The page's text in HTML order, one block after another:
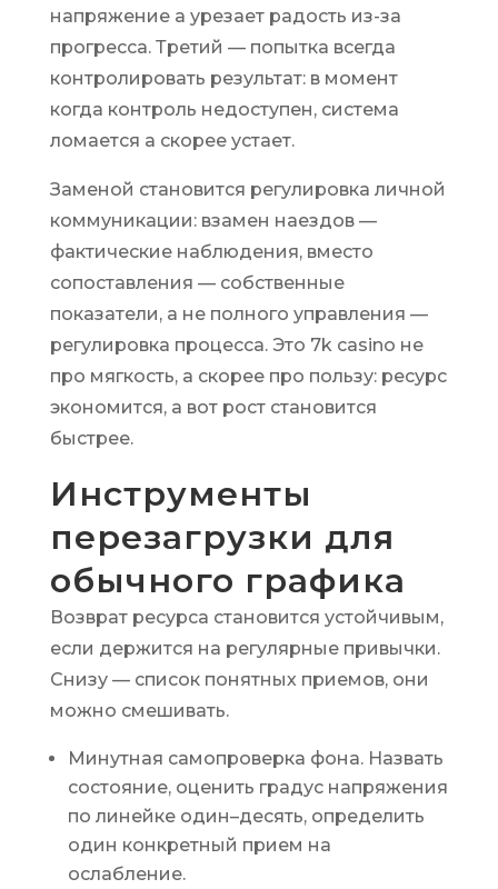
напряжение а урезает радость из-за
прогресса. Третий — попытка всегда
контролировать результат: в момент
когда контроль недоступен, система
ломается а скорее устает.
Заменой становится регулировка личной
коммуникации: взамен наездов —
фактические наблюдения, вместо
сопоставления — собственные
показатели, а не полного управления —
регулировка процесса. Это 7k casino не
про мягкость, а скорее про пользу: ресурс
экономится, а вот рост становится
быстрее.
Инструменты
перезагрузки для
обычного графика
Возврат ресурса становится устойчивым,
если держится на регулярные привычки.
Снизу — список понятных приемов, они
можно смешивать.
Минутная самопроверка фона. Назвать
состояние, оценить градус напряжения
по линейке один–десять, определить
один конкретный прием на
ослабление.